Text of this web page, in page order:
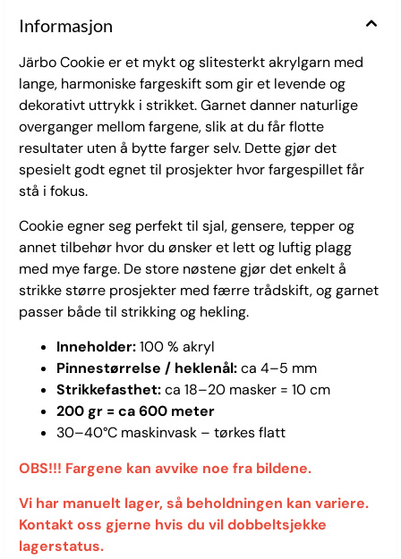
Informasjon
Järbo Cookie er et mykt og slitesterkt akrylgarn med
lange, harmoniske fargeskift som gir et levende og
dekorativt uttrykk i strikket. Garnet danner naturlige
overganger mellom fargene, slik at du får flotte
resultater uten å bytte farger selv. Dette gjør det
spesielt godt egnet til prosjekter hvor fargespillet får
stå i fokus.
Cookie egner seg perfekt til sjal, gensere, tepper og
annet tilbehør hvor du ønsker et lett og luftig plagg
med mye farge. De store nøstene gjør det enkelt å
strikke større prosjekter med færre trådskift, og garnet
passer både til strikking og hekling.
Inneholder:100 % akryl
Pinnestørrelse / heklenål:ca 4–5 mm
Strikkefasthet:ca 18–20 masker = 10 cm
200 gr = ca 600 meter
30–40°C maskinvask – tørkes flatt
OBS!!! Fargene kan avvike noe fra bildene.
Vi har manuelt lager, så beholdningen kan variere.
Kontakt oss gjerne hvis du vil dobbeltsjekke
lagerstatus.